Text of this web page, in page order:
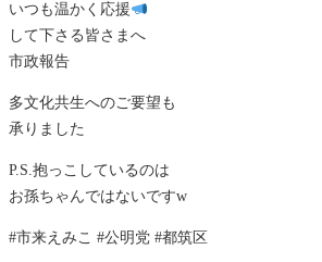
いつも温かく応援
して下さる皆さまへ
市政報告
多文化共生へのご要望も
承りました
P.S.抱っこしているのは
お孫ちゃんではないですw
#市来えみこ #公明党 #都筑区